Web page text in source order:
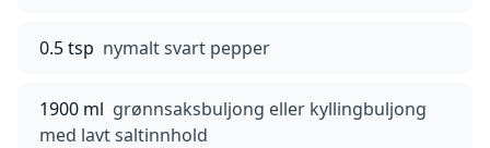
0.5 tsp nymalt svart pepper
1900 ml grønnsaksbuljong eller kyllingbuljong
med lavt saltinnhold